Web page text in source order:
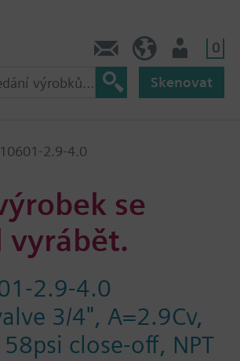
0
Skenovat
2.9-4.0
se
vyrábět.
2.9-4.0
3/4", A=2.9Cv,
58psi close-off, NPT